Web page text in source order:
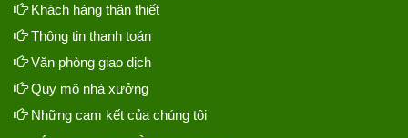
Khách hàng thân thiết
Thông tin thanh toán
Văn phòng giao dịch
Quy mô nhà xưởng
Những cam kết của chúng tôi